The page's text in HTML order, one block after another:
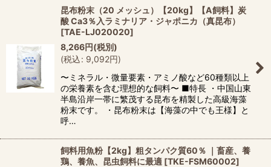
昆布粉末（20 メッシュ）【20kg】【A飼料】炭
酸 Ca3％入ラミナリア・ジャポニカ（真昆布）
[TAE-LJ020020]
8,266円(税別)
(税込: 9,092円)
〜ミネラル・微量要素・アミノ酸など60種類以上
の栄養素を含む理想的な飼料〜 ■特長 ・中国山東
半島沿岸一帯に繁茂する昆布を精製した高級海藻
粉末です。 ・昆布粉末は【海藻の中でも王様】と
呼…
飼料用魚粉【2kg】粗タンパク質60％ ｜畜産、養
鶏、養魚、昆虫飼料に最適 [TKE-FSM60002]